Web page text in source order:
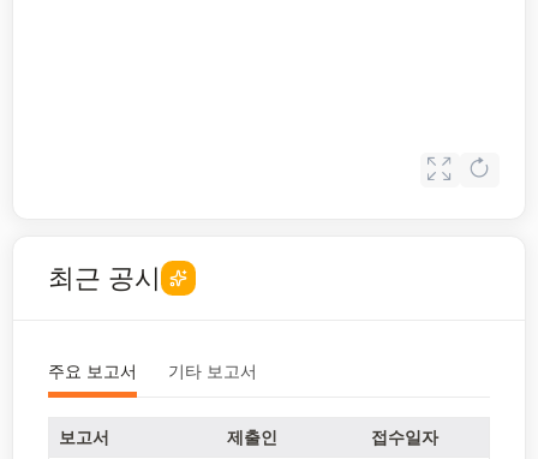
최근 공시
주요 보고서 기타 보고서
보고서 제출인 접수일자